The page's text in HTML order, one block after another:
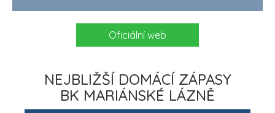
Oficiální web
NEJBLIŽŠÍ DOMÁCÍ ZÁPASY
BK MARIÁNSKÉ LÁZNĚ